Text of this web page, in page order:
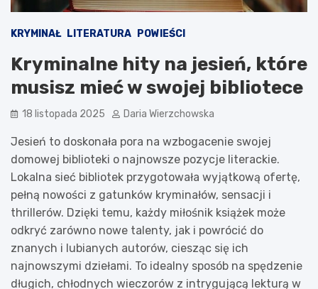
KRYMINAŁ LITERATURA POWIEŚCI
Kryminalne hity na jesień, które
musisz mieć w swojej bibliotece
18 listopada 2025 Daria Wierzchowska
Jesień to doskonała pora na wzbogacenie swojej
domowej biblioteki o najnowsze pozycje literackie.
Lokalna sieć bibliotek przygotowała wyjątkową ofertę,
pełną nowości z gatunków kryminałów, sensacji i
thrillerów. Dzięki temu, każdy miłośnik książek może
odkryć zarówno nowe talenty, jak i powrócić do
znanych i lubianych autorów, ciesząc się ich
najnowszymi dziełami. To idealny sposób na spędzenie
długich, chłodnych wieczorów z intrygującą lekturą w